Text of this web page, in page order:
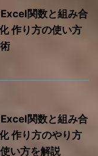
関数と組み合
作り方の使い方
関数と組み合
作り方のやり方
い方を解説